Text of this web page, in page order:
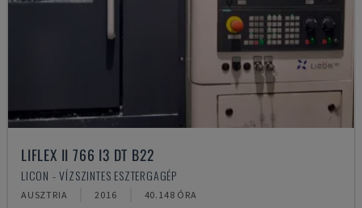
LIFLEX II 766 I3 DT B22
LICON - VÍZSZINTES ESZTERGAGÉP
AUSZTRIA 2016 40.148 ÓRA